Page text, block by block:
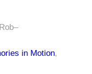
–
in Motion